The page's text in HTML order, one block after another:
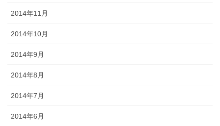
2014年11月
2014年10月
2014年9月
2014年8月
2014年7月
2014年6月